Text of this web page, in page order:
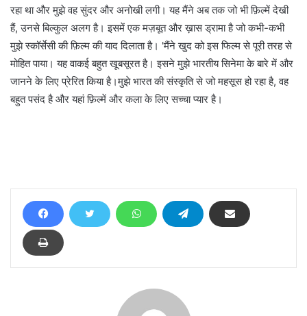
रहा था और मुझे वह सुंदर और अनोखी लगी। यह मैंने अब तक जो भी फ़िल्में देखी
हैं, उनसे बिल्कुल अलग है। इसमें एक मज़बूत और ख़ास ड्रामा है जो कभी-कभी
मुझे स्कॉर्सेसी की फ़िल्म की याद दिलाता है। 'मैंने खुद को इस फिल्म से पूरी तरह से
मोहित पाया। यह वाकई बहुत खूबसूरत है। इसने मुझे भारतीय सिनेमा के बारे में और
जानने के लिए प्रेरित किया है।मुझे भारत की संस्कृति से जो महसूस हो रहा है, वह
बहुत पसंद है और यहां फ़िल्में और कला के लिए सच्चा प्यार है।